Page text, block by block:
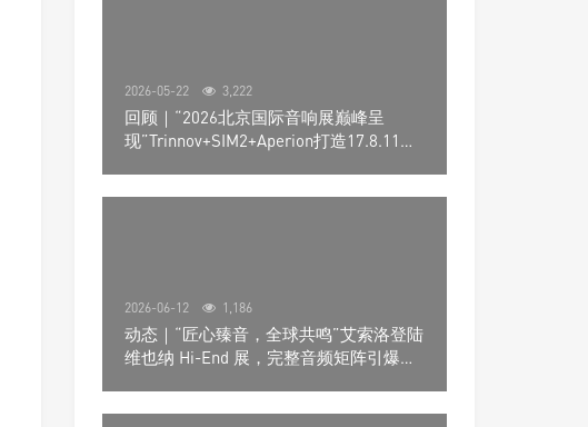
2026-05-22 3,222
回顾｜“2026北京国际音响展巅峰呈
现”Trinnov+SIM2+Aperion打造17.8.11声
2026-06-12 1,186
动态｜“匠心臻音，全球共鸣”艾索洛登陆
维也纳 Hi-End 展，完整音频矩阵引爆关